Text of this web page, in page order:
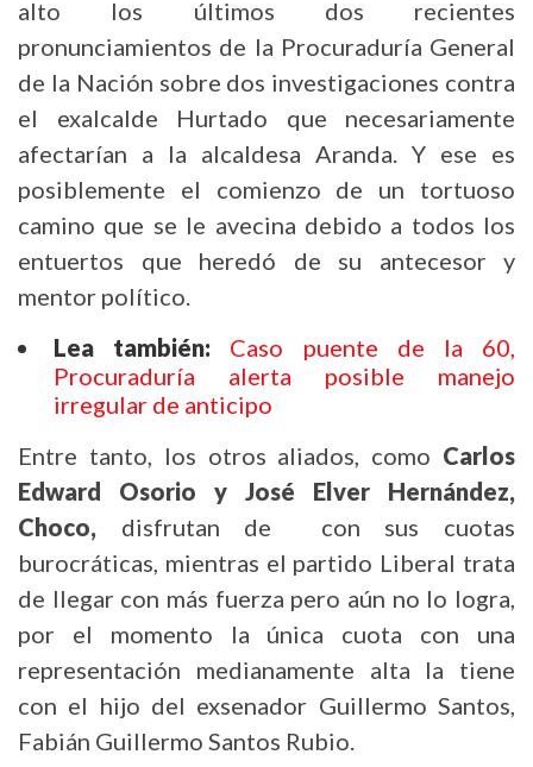
alto los últimos dos recientes
pronunciamientos de la Procuraduría General
de la Nación sobre dos investigaciones contra
el exalcalde Hurtado que necesariamente
afectarían a la alcaldesa Aranda. Y ese es
posiblemente el comienzo de un tortuoso
camino que se le avecina debido a todos los
entuertos que heredó de su antecesor y
mentor político.
Lea también: Caso puente de la 60,
Procuraduría alerta posible manejo
irregular de anticipo
Entre tanto, los otros aliados, como Carlos
Edward Osorio y José Elver Hernández,
Choco, disfrutan de con sus cuotas
burocráticas, mientras el partido Liberal trata
de llegar con más fuerza pero aún no lo logra,
por el momento la única cuota con una
representación medianamente alta la tiene
con el hijo del exsenador Guillermo Santos,
Fabián Guillermo Santos Rubio.